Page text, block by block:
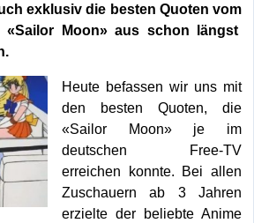
exklusiv die besten Quoten vom
«Sailor Moon» aus schon längst
Heute befassen wir uns mit
den besten Quoten, die
«Sailor Moon» je im
deutschen Free-TV
erreichen konnte. Bei allen
Zuschauern ab 3 Jahren
erzielte der beliebte Anime